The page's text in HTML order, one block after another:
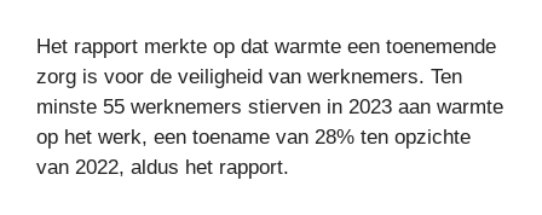
Het rapport merkte op dat warmte een toenemende
zorg is voor de veiligheid van werknemers. Ten
minste 55 werknemers stierven in 2023 aan warmte
op het werk, een toename van 28% ten opzichte
van 2022, aldus het rapport.